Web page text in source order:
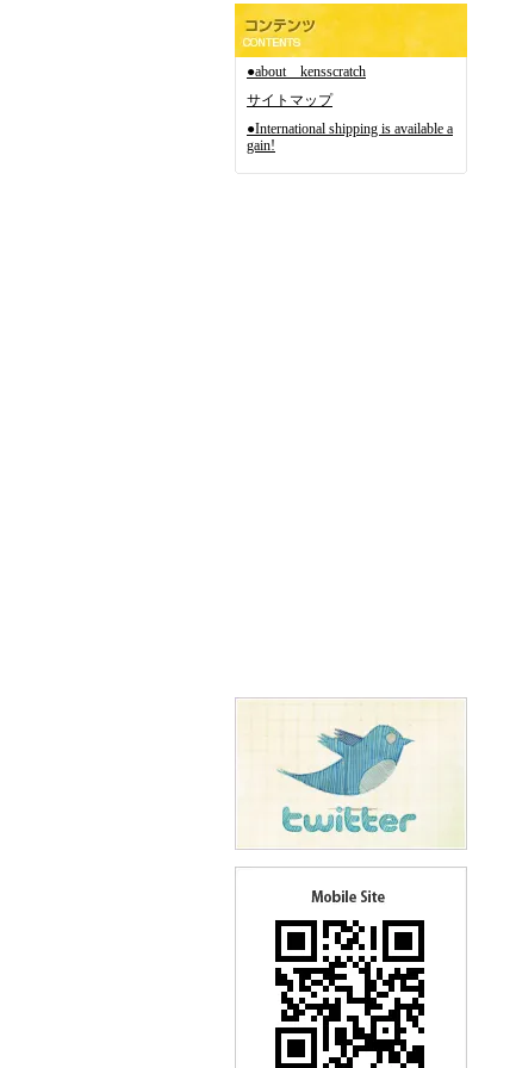
●about kensscratch
サイトマップ
●International shipping is available a
gain!